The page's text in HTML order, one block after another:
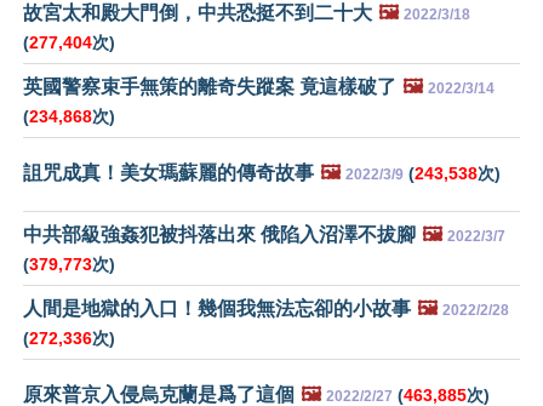
故宮太和殿大門倒，中共恐挺不到二十大 🖼️ 2022/3/18
(277,404次)
英國警察束手無策的離奇失蹤案 竟這樣破了 🖼️ 2022/3/14
(234,868次)
詛咒成真！美女瑪蘇麗的傳奇故事 🖼️ 2022/3/9 (243,538次)
中共部級強姦犯被抖落出來 俄陷入沼澤不拔腳 🖼️ 2022/3/7
(379,773次)
人間是地獄的入口！幾個我無法忘卻的小故事 🖼️ 2022/2/28
(272,336次)
原來普京入侵烏克蘭是爲了這個 🖼️ 2022/2/27 (463,885次)